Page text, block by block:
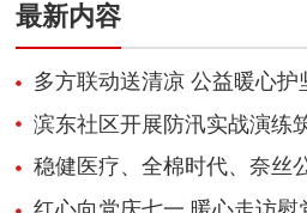
最新内容
多方联动送清凉 公益暖心
盛夏关爱一线劳动者公益活动
滨东社区开展防汛实战演练
稳健医疗、全棉时代、奈丝